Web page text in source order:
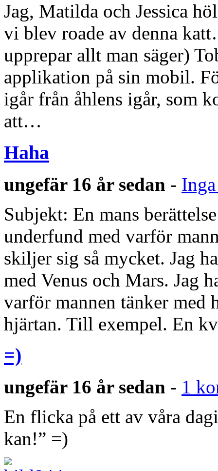
Jag, Matilda och Jessica
vi blev roade av denna
upprepar allt man säger)
applikation på sin mobil.
igår från åhlens igår, som
att…
Haha
ungefär 16 år sedan -
Subjekt: En mans
underfund med varför
skiljer sig så mycket. Jag
med Venus och Mars. Jag
varför mannen tänker med
hjärtan. Till exempel. En
=)
ungefär 16 år sedan - 1
En flicka på ett av våra
kan!” =)